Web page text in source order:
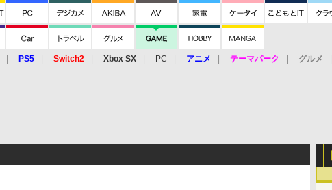
PS5 Switch2 Xbox SX PC アニメ テーマパーク グルメ